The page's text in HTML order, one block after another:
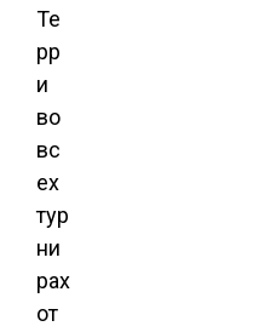
Те
рр
и
во
вс
ех
тур
ни
рах
от